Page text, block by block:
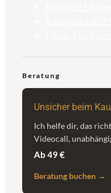
Beratung
Unsicher beim
Ich helfe dir, das
Videocall,
Ab 49 €
Beratung buchen →